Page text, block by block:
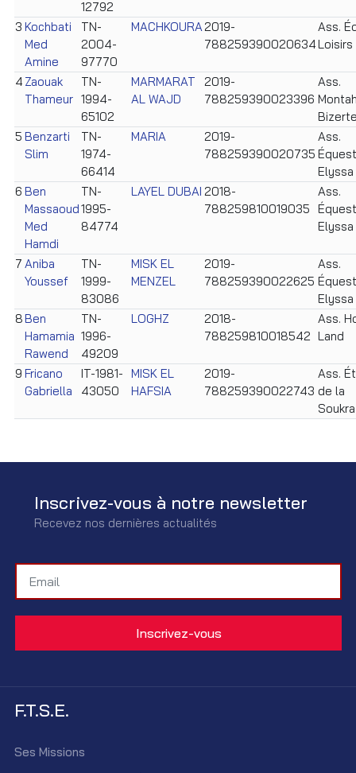
12792
3 Kochbati
Med
Amine
TN-
2004-
97770
MACHKOURA 2019-
788259390020634
Ass.
Loisirs
4 Zaouak
Thameur
TN-
1994-
65102
MARMARAT
AL WAJD
2019-
788259390023396
Ass.
5 Benzarti
Slim
TN-
1974-
66414
MARIA
2019-
788259390020735
Ass.
Elyssa
6 Ben
Massaoud
Med
Hamdi
TN-
1995-
84774
LAYEL DUBAI 2018-
788259810019035
Ass.
Elyssa
7 Aniba
Youssef
TN-
1999-
83086
MISK EL
MENZEL
2019-
788259390022625
Ass.
Elyssa
8Ben
Hamamia
Rawend
TN-
1996-
49209
LOGHZ
2018-
788259810018542
Ass.
Land
9 Fricano
Gabriella
IT-1981-
43050
MISK EL
HAFSIA
2019-
788259390022743
Ass.
de la
Soukra
Inscrivez-vous à notre newsletter
Recevez nos dernières actualités
F.T.S.E.
Ses Missions